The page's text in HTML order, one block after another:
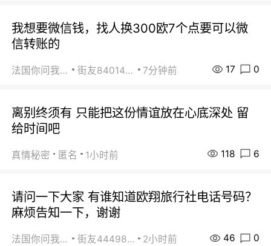
我想要微信钱，找人换300欧7个点要可以微
信转账的
法国你问我答 街友84014588 7分钟前 17 0
离别终须有 只能把这份情谊放在心底深处 留
给时间吧
真情秘密 匿名 1小时前 118 6
请问一下大家 有谁知道欧翔旅行社电话号码？
麻烦告知一下，谢谢
法国你问我答 街友44498484 2小时前 46 0